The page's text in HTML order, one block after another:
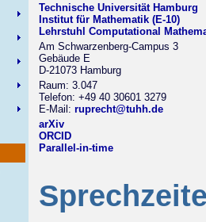
Technische Universität Hamburg
Institut für Mathematik (E-10)
Lehrstuhl Computational
Am Schwarzenberg-Campus 3
Gebäude E
D-21073 Hamburg
Raum: 3.047
Telefon: +49 40 30601 3279
E-Mail: ruprecht@tuhh.de
arXiv
ORCID
Parallel-in-time